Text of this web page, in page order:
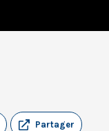
Partager